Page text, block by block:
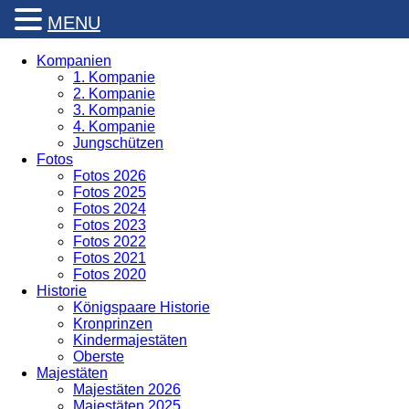
Kompanien
1. Kompanie
2. Kompanie
3. Kompanie
4. Kompanie
Jungschützen
Fotos
Fotos 2026
Fotos 2025
Fotos 2024
Fotos 2023
Fotos 2022
Fotos 2021
Fotos 2020
Historie
Königspaare Historie
Kronprinzen
Kindermajestäten
Oberste
Majestäten
Majestäten 2026
Majestäten 2025
MENU